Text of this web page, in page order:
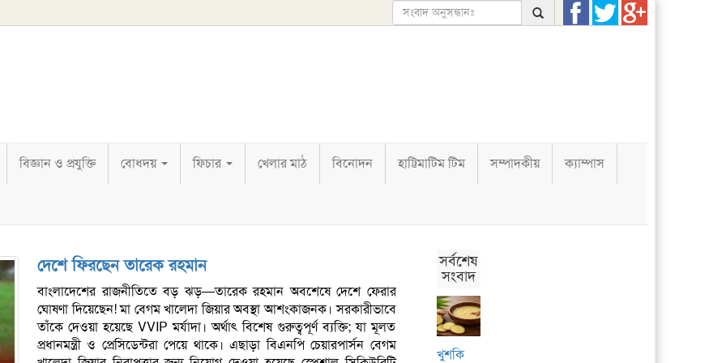
বিজ্ঞান ও প্রযুক্তি বোধদয় ফিচার খেলার মাঠ বিনোদন হাট্টিমাটিম টিম সম্পাদকীয় ক্যাম্পাস
দেশে ফিরছেন তারেক রহমান
বাংলাদেশের রাজনীতিতে বড় ঝড়—তারেক রহমান অবশেষে দেশে ফেরার
ঘোষণা দিয়েছেন! মা বেগম খালেদা জিয়ার অবস্থা আশংকাজনক। সরকারীভাবে
তাঁকে দেওয়া হয়েছে VVIP মর্যাদা। অর্থাৎ বিশেষ গুরুত্বপূর্ণ ব্যক্তি; যা মূলত
প্রধানমন্ত্রী ও প্রেসিডেন্টরা পেয়ে থাকে। এছাড়া বিএনপি চেয়ারপার্সন বেগম
সর্বশেষ
সংবাদ
খুশকি